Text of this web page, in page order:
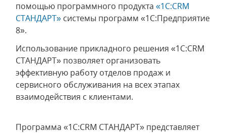
помощью программного продукта «1С:CRM
СТАНДАРТ» системы программ «1С:Предприятие
8».
Использование прикладного решения «1С:CRM
СТАНДАРТ» позволяет организовать
эффективную работу отделов продаж и
сервисного обслуживания на всех этапах
взаимодействия с клиентами.
Программа «1С:CRM СТАНДАРТ» представляет